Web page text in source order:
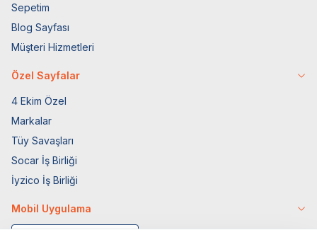
Sepetim
Blog Sayfası
Müşteri Hizmetleri
Özel Sayfalar
4 Ekim Özel
Markalar
Tüy Savaşları
Socar İş Birliği
İyzico İş Birliği
Mobil Uygulama